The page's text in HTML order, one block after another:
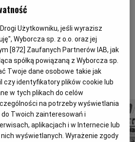
Wysokie Obcasy
Jutronauci
Inne serwisy
i ścięty narożnik. Wystrój w
standardowy, ale też bardzo
Aby czytać dalej, kup dostęp
Użytkowniku, jeśli wyrazisz
Wyborcza sp. z o.o. oraz jej
[872] Zaufanych Partnerów IAB, jak
spółką powiązaną z Wyborcza sp.
Twoje dane osobowe takie jak
czy identyfikatory plików cookie lub
w tych plikach do celów
na potrzeby wyświetlania
Twoich zainteresowań i
aplikacjach i w Internecie lub
wyświetlanych. Wyrażenie zgody